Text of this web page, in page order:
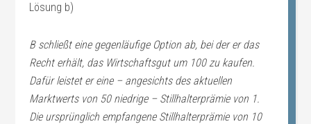
Lösung b)
B schließt eine gegenläufige Option ab, bei der er das
Recht erhält, das Wirtschaftsgut um 100 zu kaufen.
Dafür leistet er eine – angesichts des aktuellen
Marktwerts von 50 niedrige – Stillhalterprämie von 1.
Die ursprünglich empfangene Stillhalterprämie von 10